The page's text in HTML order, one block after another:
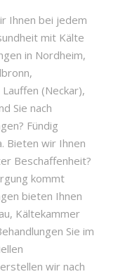
Ihnen bei jedem
mit Kälte
in Nordheim,
(Neckar),
Sie nach
Fündig
Bieten wir Ihnen
Beschaffenheit?
kommt
bieten Ihnen
Kältekammer
Sie im
wir nach